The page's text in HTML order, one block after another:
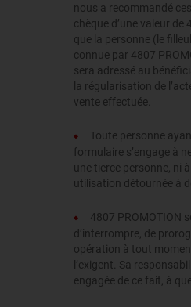
nous a recommandé
chèque d’une valeur de
que la personne (le
connue par 4807
sera adressé au
la régularisation de
vente effectuée.
Toute personne
formulaire s’engage à
une tierce personne, ni
utilisation détournée à
4807 PROMOTION
d’interrompre, de
opération à tout
l’exigent. Sa
engagée de ce fait, à